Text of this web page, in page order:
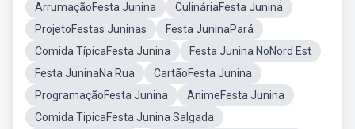
ArrumaçãoFesta Junina
CulináriaFesta Junina
ProjetoFestas Juninas
Festa JuninaPará
Comida TípicaFesta Junina
Festa Junina NoNord Est
Festa JuninaNa Rua
CartãoFesta Junina
ProgramaçãoFesta Junina
AnimeFesta Junina
Comida TipicaFesta Junina Salgada